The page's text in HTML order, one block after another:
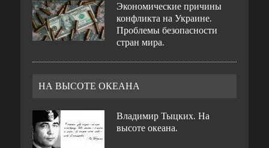
Экономические причины
конфликта на Украине.
Проблемы безопасности
стран мира.
НА ВЫСОТЕ ОКЕАНА
Владимир Тыцких. На
высоте океана.